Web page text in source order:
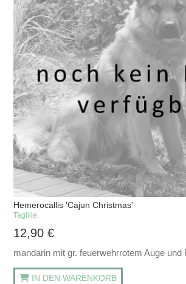
Hemerocallis 'Cajun Christmas'
Taglilie
12,90€
mandarin mit gr. feuerwehrrotem Auge und
IN DEN WARENKORB